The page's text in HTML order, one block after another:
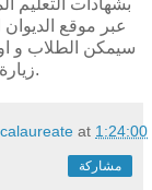
عبر موقع
سيمكن الطلاب و
.
at 1:24:00 ص
مشاركة